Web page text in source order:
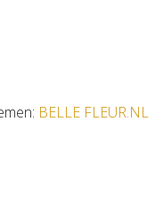
BELLE FLEUR.NL